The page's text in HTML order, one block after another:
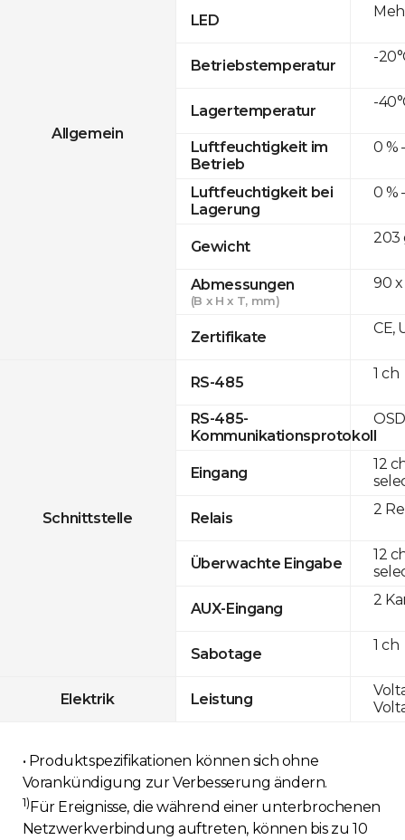
Allgemein
LED
Betriebstemperatur
Lagertemperatur
Luftfeuchtigkeit im
Betrieb
Luftfeuchtigkeit bei
Lagerung
Gewicht
Abmessungen
(B x H x T, mm)
Zertifikate
Schnittstelle
RS-485
RS-485-
Kommunikationsprotokoll
Eingang
Relais
Überwachte Eingabe
AUX-Eingang
Sabotage
Elektrik Leistung
-
-
0 %
0 %
203
90 x
CE,
1 ch
12
2
12
2
1 ch
• Produktspezifikationen können sich ohne
Vorankündigung zur Verbesserung ändern.
1)Für Ereignisse, die während einer unterbrochenen
Netzwerkverbindung auftreten, können bis zu 10